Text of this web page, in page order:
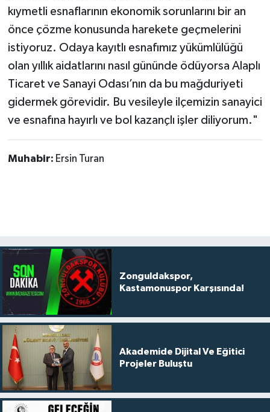
kıymetli esnaflarının ekonomik sorunlarını bir an
önce çözme konusunda harekete geçmelerini
istiyoruz. Odaya kayıtlı esnafımız yükümlülüğü
olan yıllık aidatlarını nasıl gününde ödüyorsa Alaplı
Ticaret ve Sanayi Odası’nın da bu mağduriyeti
gidermek görevidir. Bu vesileyle ilçemizin sanayici
ve esnafına hayırlı ve bol kazançlı işler diliyorum."
Muhabir: Ersin Turan
Zonguldakspor,
Kastamonuspor Karşısında!
Akademide Dijital Ve Eğitici
Projeler Buluştu